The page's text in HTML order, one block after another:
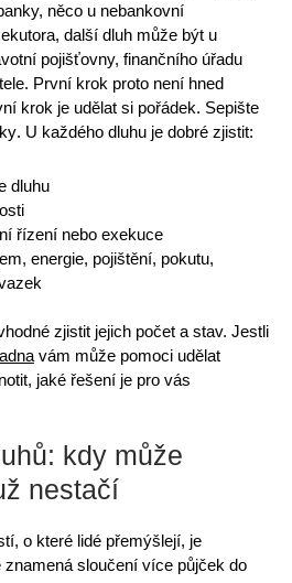
něco u nebankovní
další dluh může být u
pojišťovny, finančního úřadu
První krok proto není hned
krok je udělat si pořádek. Sepište
. U každého dluhu je dobré zjistit:
dluhu
řízení nebo exekuce
energie, pojištění, pokutu,
zjistit jejich počet a stav. Jestli
vám může pomoci udělat
jaké řešení je pro vás
kdy může
nestačí
o které lidé přemýšlejí, je
znamená sloučení více půjček do